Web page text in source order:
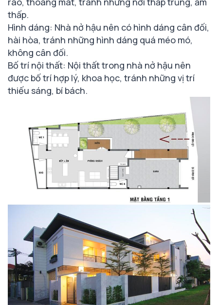
thấp.
Hình dáng: Nhà nở hậu nên có hình dáng cân đối,
hài hòa, tránh những hình dáng quá méo mó,
không cân đối.
Bố trí nội thất: Nội thất trong nhà nở hậu nên
được bố trí hợp lý, khoa học, tránh những vị trí
thiếu sáng, bí bách.